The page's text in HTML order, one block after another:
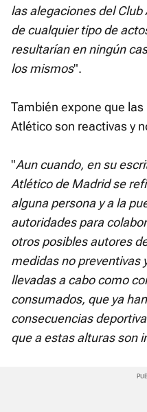
las alegaciones del
de cualquier tipo de
resultarían en ningún
los mismos".
También expone que
Atlético son reactivas y
"Aun cuando, en su
Atlético de Madrid se
alguna persona y a la
autoridades para
otros posibles autores
medidas no preventivas
llevadas a cabo como
consumados, que ya
consecuencias
que a estas alturas son